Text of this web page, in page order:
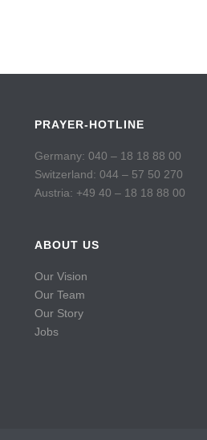
PRAYER-HOTLINE
Germany: 040 – 18 18 88 00
Switzerland: 044 – 57 50 270
Austria: +49 40 – 18 18 88 00
ABOUT US
Our Vision
Our Team
Our Story
Jobs